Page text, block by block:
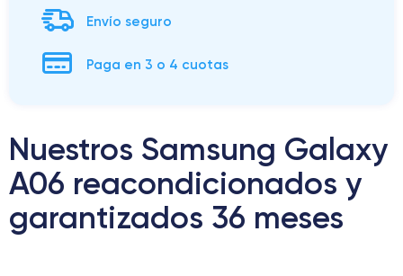
Envío seguro
Paga en 3 o 4 cuotas
Nuestros Samsung Galaxy
A06 reacondicionados y
garantizados 36 meses